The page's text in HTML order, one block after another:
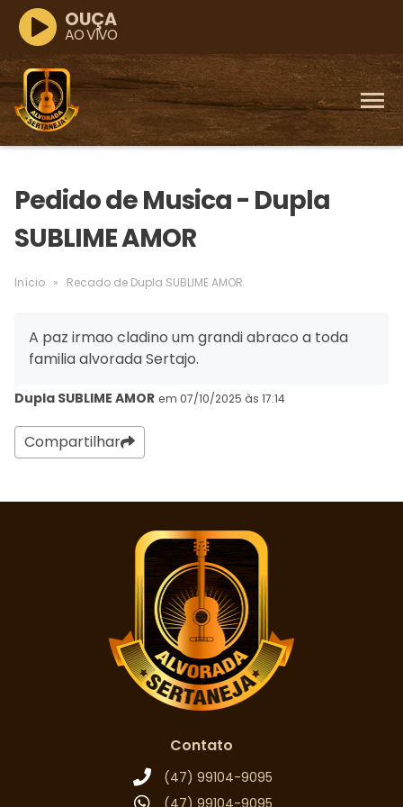
OUÇA
AO VIVO
Pedido de Musica - Dupla
SUBLIME AMOR
Início » Recado de Dupla SUBLIME AMOR
A paz irmao cladino um grandi abraco a toda
familia alvorada Sertajo.
Dupla SUBLIME AMOR em 07/10/2025 às 17:14
Compartilhar
Contato
(47) 99104-9095
(47) 99104-9095